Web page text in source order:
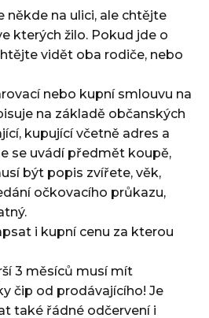
někde na ulici, ale chtějte
kterých žilo. Pokud jde o
vidět oba rodiče, nebo
nebo kupní smlouvu na
na základě občanských
kupující včetně adres a
se uvádí předmět koupě,
být popis zvířete, věk,
očkovacího průkazu,
i kupní cenu za kterou
3 měsíců musí mít
čip od prodávajícího! Je
také řádné odčervení i